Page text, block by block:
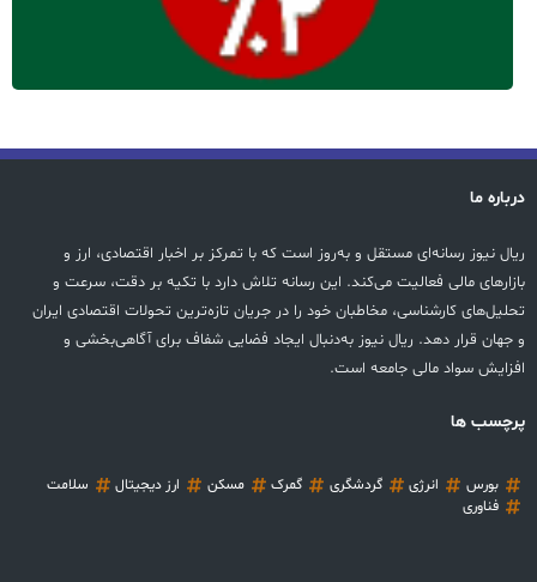
درباره ما
ریال نیوز رسانه‌ای مستقل و به‌روز است که با تمرکز بر اخبار اقتصادی، ارز و
بازارهای مالی فعالیت می‌کند. این رسانه تلاش دارد با تکیه بر دقت، سرعت و
تحلیل‌های کارشناسی، مخاطبان خود را در جریان تازه‌ترین تحولات اقتصادی ایران
و جهان قرار دهد. ریال نیوز به‌دنبال ایجاد فضایی شفاف برای آگاهی‌بخشی و
افزایش سواد مالی جامعه است.
پرچسب ها
بورس انرژی گردشگری گمرک مسکن ارز دیجیتال
سلامت
فناوری